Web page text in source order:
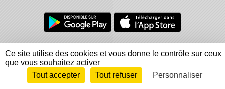
Charte cookies
Gestion des cookies
Informations légales
Signaler un contenu inapproprié
Envie de participer ? Connexion
Ce site utilise des cookies et vous donne le contrôle sur ceux
que vous souhaitez activer
Tout accepter
Tout refuser Personnaliser